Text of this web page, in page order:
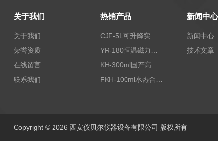
关于我们
关于我们
荣誉资质
在线留言
联系我们
热销产品 新闻中心
新闻中心
技术文章
Copyright © 2026 西安仪贝尔仪器设备有限公司 版权所有